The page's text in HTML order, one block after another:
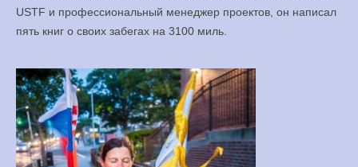
USTF и профессиональный менеджер проектов, он написал
пять книг о своих забегах на 3100 миль.